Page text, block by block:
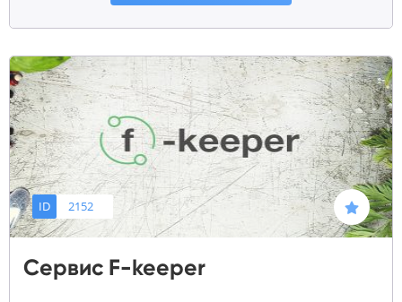
ID 2152
Сервис F-keeper